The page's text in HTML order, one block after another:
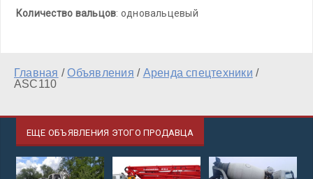
Количество вальцов: одновальцевый
Главная /Объявления / Аренда спецтехники /
ASC110
ЕЩЕ ОБЪЯВЛЕНИЯ ЭТОГО ПРОДАВЦА